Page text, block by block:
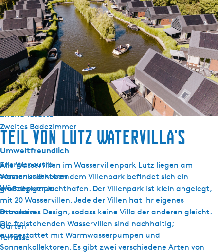
Schlafzimmer im EG
Nichtraucher
WiFi (privat)
Bettdecken
Sanitär
Badezimmer EG
Separate Toilette
Dusche
Zweite Toilette
Zweites Badezimmer
Umweltfreundlich
Energieneutral
Sonnenkollektoren
Wärmepumpe
Draussen
Garten
Terrasse
Teil von Lutz Watervilla's
Alle Wasservillen im Wasservillenpark Lutz liegen am
Wasser und neben dem Villenpark befindet sich ein
großzügiger Jachthafen. Der Villenpark ist klein angelegt,
mit 20 Wasservillen. Jede der Villen hat ihr eigenes
attraktives Design, sodass keine Villa der anderen gleicht.
Die freistehenden Wasservillen sind nachhaltig;
ausgestattet mit Warmwasserpumpen und
Sonnenkollektoren. Es gibt zwei verschiedene Arten von